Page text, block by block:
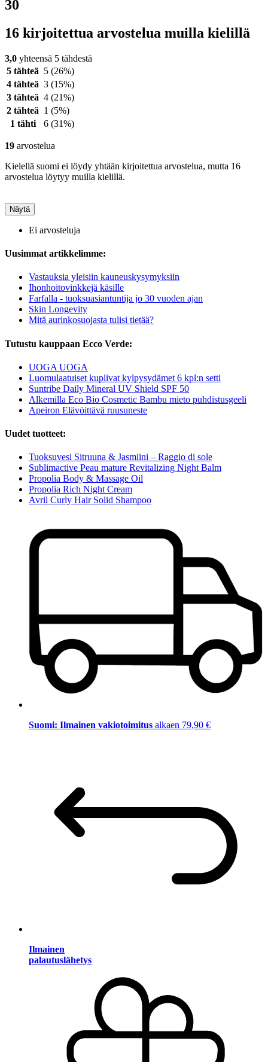
30
16 kirjoitettua arvostelua muilla kielillä
3,0 yhteensä 5 tähdestä
5 tähteä 5 (26%)
4 tähteä 3 (15%)
3 tähteä 4 (21%)
2 tähteä 1 (5%)
1 tähti
6 (31%)
19 arvostelua
Kielellä suomi ei löydy yhtään kirjoitettua arvostelua, mutta 16
arvostelua löytyy muilla kielillä.
Näytä
Ei arvosteluja
Uusimmat artikkelimme:
Vastauksia yleisiin kauneuskysymyksiin
Ihonhoitovinkkejä käsille
Farfalla - tuoksuasiantuntija jo 30 vuoden ajan
Skin Longevity
Mitä aurinkosuojasta tulisi tietää?
Tutustu kauppaan Ecco Verde:
UOGA UOGA
Luomulaatuiset kuplivat kylpysydämet 6 kpl:n setti
Suntribe Daily Mineral UV Shield SPF 50
Alkemilla Eco Bio Cosmetic Bambu mieto puhdistusgeeli
Apeiron Elävöittävä ruusuneste
Uudet tuotteet:
Tuoksuvesi Sitruuna & Jasmiini – Raggio di sole
Sublimactive Peau mature Revitalizing Night Balm
Propolia Body & Massage Oil
Propolia Rich Night Cream
Avril Curly Hair Solid Shampoo
Suomi: Ilmainen vakiotoimitus alkaen 79,90 €
Ilmainen
palautuslähetys